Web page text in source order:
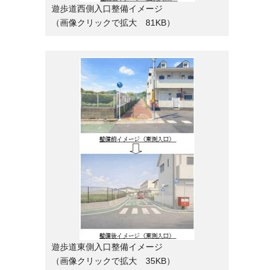
遊歩道西側入口整備イメージ
（画像クリックで拡大 81KB）
遊歩道東側入口整備イメージ
（画像クリックで拡大 35KB）